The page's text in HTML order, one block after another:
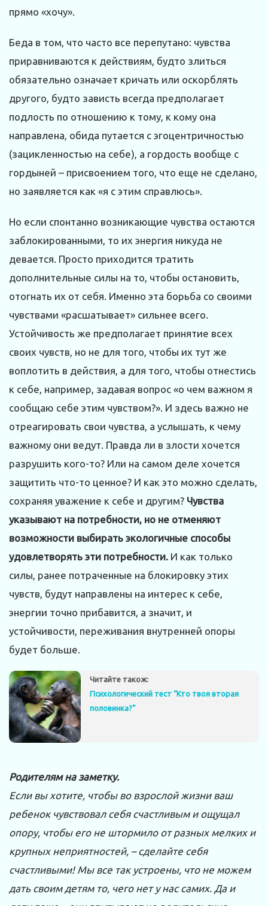
прямо «хочу».
Беда в том, что часто все перепутано: чувст­ва
приравниваются к действиям, будто злиться
обязательно означает кричать или оскорблять
другого, будто зависть всегда предполагает
подлость по отношению к тому, к кому она
направлена, обида путается с эгоцентричностью
(зацикленностью на себе), а гордость вообще с
гордыней – присвоением того, что еще не сделано,
но заявляется как «я с этим справлюсь».
Но если спонтанно возникающие чувства остаются
заблокированными, то их энергия никуда не
девается. Просто приходится тратить
дополнительные силы на то, чтобы остановить,
отогнать их от себя. Именно эта борьба со своими
чувствами «расшатывает» сильнее всего.
Устойчивость же предполагает принятие всех
своих чувств, но не для того, чтобы их тут же
воплотить в действия, а для того, чтобы отнестись
к себе, например, задавая вопрос «о чем важном я
сообщаю себе этим чувством?». И здесь важно не
отреагировать свои чувства, а услышать, к чему
важному они ведут. Правда ли в злости хочется
разрушить кого-то? Или на самом деле хочется
защитить что-то ценное? И как это можно сделать,
сохраняя уважение к себе и другим? Чувства
указывают на потребности, но не отменяют
возможности выбирать экологичные способы
удовлетворять эти потребности. И как только
силы, ранее потраченные на блокировку этих
чувств, будут направлены на интерес к себе,
энергии точно прибавится, а значит, и
устойчивости, переживания внутренней опоры
будет больше.
Читайте також:
Психологический тест “Кто твоя вторая
половинка?”
Родителям на заметку.
Если вы хотите, чтобы во взрослой жизни ваш
ребенок чувствовал себя счастливым и ощущал
опору, чтобы его не штормило от разных мелких и
крупных неприятностей, – сделайте себя
счастливыми! Мы все так устроены, что не можем
дать своим детям то, чего нет у нас самих. Да и